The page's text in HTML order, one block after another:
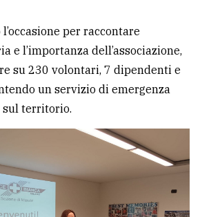
per raccontare
e l’importanza dell’associazione,
su 230 volontari, 7 dipendenti e
un servizio di emergenza
sul territorio.